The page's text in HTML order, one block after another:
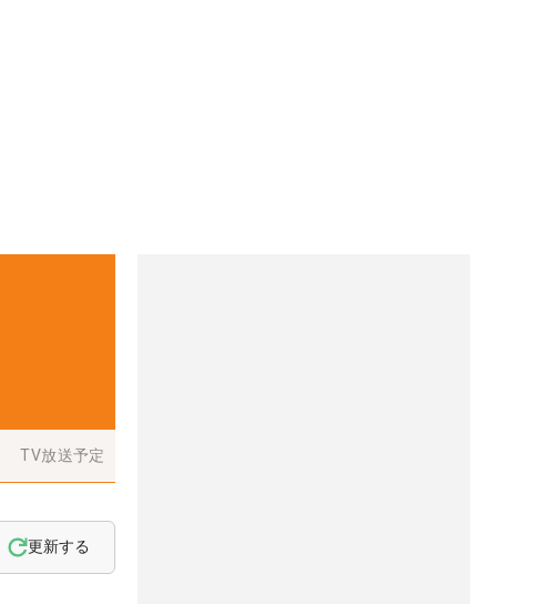
TV放送予定
更新する